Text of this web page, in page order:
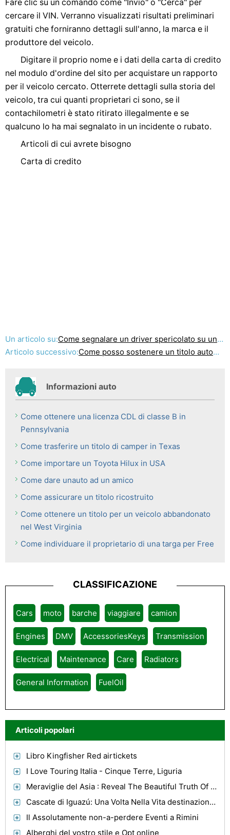
Fare clic su un comando come "Invio" o "Cerca" per
cercare il VIN. Verranno visualizzati risultati preliminari
gratuiti che forniranno dettagli sull'anno, la marca e il
produttore del veicolo.
Digitare il proprio nome e i dati della carta di credito
nel modulo d'ordine del sito per acquistare un rapporto
per il veicolo cercato. Otterrete dettagli sulla storia del
veicolo, tra cui quanti proprietari ci sono, se il
contachilometri è stato ritirato illegalmente e se
qualcuno lo ha mai segnalato in un incidente o rubato.
Articoli di cui avrete bisogno
Carta di credito
Un articolo su:Come segnalare un driver spericolato su unautostrada dello stato dellIllinois
Articolo successivo:Come posso sostenere un titolo automobilistico?
Informazioni auto
Come ottenere una licenza CDL di classe B in
Pennsylvania
Come trasferire un titolo di camper in Texas
Come importare un Toyota Hilux in USA
Come dare unauto ad un amico
Come assicurare un titolo ricostruito
Come ottenere un titolo per un veicolo abbandonato
nel West Virginia
Come individuare il proprietario di una targa per Free
CLASSIFICAZIONE
Cars moto barche viaggiare camion
Engines DMV AccessoriesKeys Transmission
Electrical Maintenance Care Radiators
General Information FuelOil
Articoli popolari
Libro Kingfisher Red airtickets
I Love Touring Italia - Cinque Terre, Liguria
Meraviglie del Asia : Reveal The Beautiful Truth Of Life
Cascate di Iguazú: Una Volta Nella Vita destinazione di viaggio
Il Assolutamente non-a-perdere Eventi a Rimini
Alberghi del vostro stile e Opt online